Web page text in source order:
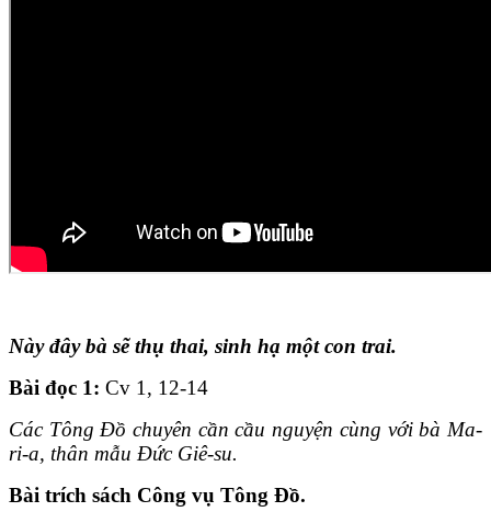
Này đây bà sẽ thụ thai, sinh hạ một con trai.
Bài đọc 1: Cv 1, 12-14
Các Tông Đồ chuyên cần cầu nguyện cùng với bà Ma-
ri-a, thân mẫu Đức Giê-su.
Bài trích sách Công vụ Tông Đồ.